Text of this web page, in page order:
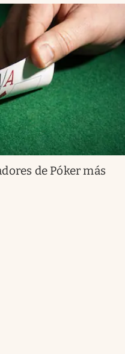
de Póker más